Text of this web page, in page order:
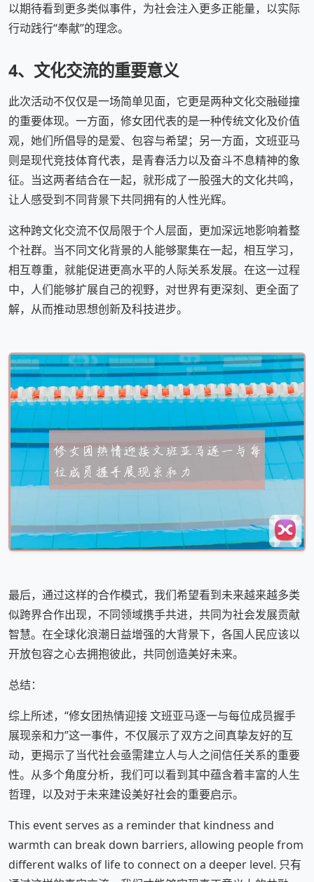
以期待看到更多类似事件，为社会注入更多正能量，以实际
行动践行“奉献”的理念。
4、文化交流的重要意义
此次活动不仅仅是一场简单见面，它更是两种文化交融碰撞
的重要体现。一方面，修女团代表的是一种传统文化及价值
观，她们所倡导的是爱、包容与希望；另一方面，文班亚马
则是现代竞技体育代表，是青春活力以及奋斗不息精神的象
征。当这两者结合在一起，就形成了一股强大的文化共鸣，
让人感受到不同背景下共同拥有的人性光辉。
这种跨文化交流不仅局限于个人层面，更加深远地影响着整
个社群。当不同文化背景的人能够聚集在一起，相互学习，
相互尊重，就能促进更高水平的人际关系发展。在这一过程
中，人们能够扩展自己的视野，对世界有更深刻、更全面了
解，从而推动思想创新及科技进步。
最后，通过这样的合作模式，我们希望看到未来越来越多类
似跨界合作出现，不同领域携手共进，共同为社会发展贡献
智慧。在全球化浪潮日益增强的大背景下，各国人民应该以
开放包容之心去拥抱彼此，共同创造美好未来。
总结：
综上所述，“修女团热情迎接 文班亚马逐一与每位成员握手
展现亲和力”这一事件，不仅展示了双方之间真挚友好的互
动，更揭示了当代社会亟需建立人与人之间信任关系的重要
性。从多个角度分析，我们可以看到其中蕴含着丰富的人生
哲理，以及对于未来建设美好社会的重要启示。
This event serves as a reminder that kindness and
warmth can break down barriers, allowing people from
different walks of life to connect on a deeper level. 只有